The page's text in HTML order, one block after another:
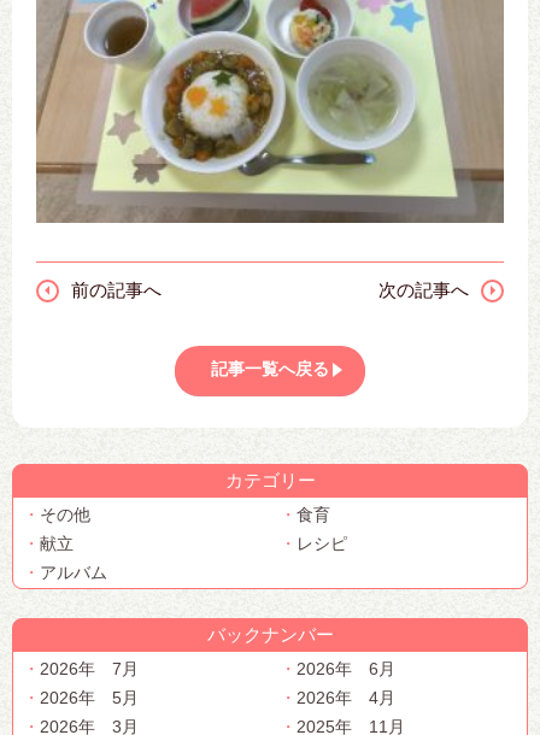
前の記事へ 次の記事へ
記事一覧へ戻る
カテゴリー
その他
食育
献立
レシピ
アルバム
バックナンバー
2026年 7月
2026年 6月
2026年 5月
2026年 4月
2026年 3月
2025年 11月